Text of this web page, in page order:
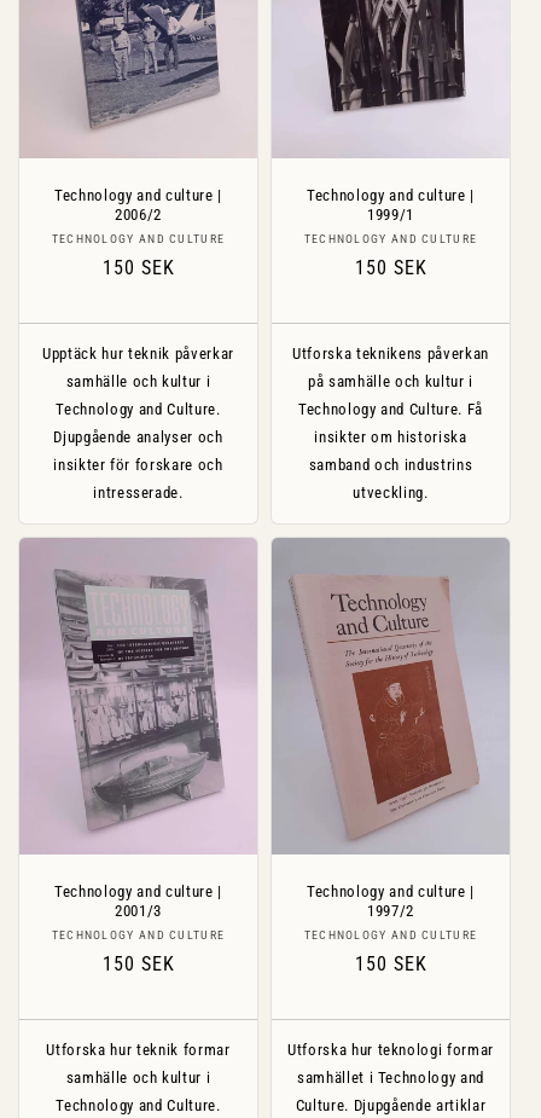
Technology and culture |
2006/2
Säljare:
TECHNOLOGY AND CULTURE
Ordinarie
150 SEK
Upptäck hur teknik påverkar
samhälle och kultur i
Technology and Culture.
Djupgående analyser och
insikter för forskare och
intresserade.
Technology and culture |
1999/1
Säljare:
TECHNOLOGY AND CULTURE
Ordinarie
150 SEK
Utforska teknikens påverkan
på samhälle och kultur i
Technology and Culture. Få
insikter om historiska
samband och industrins
utveckling.
Technology and culture |
2001/3
Säljare:
TECHNOLOGY AND CULTURE
Ordinarie
150 SEK
Utforska hur teknik formar
samhälle och kultur i
Technology and Culture.
Technology and culture |
1997/2
Säljare:
TECHNOLOGY AND CULTURE
Ordinarie
150 SEK
Utforska hur teknologi formar
samhället i Technology and
Culture. Djupgående artiklar